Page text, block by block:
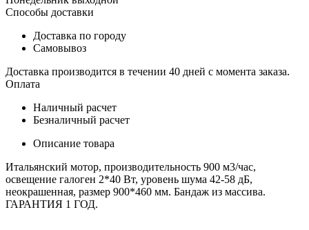
Способы доставки
Доставка по городу
Самовывоз
Доставка производится в течении 40 дней с момента заказа.
Оплата
Наличный расчет
Безналичный расчет
Описание товара
Итальянский мотор, производительность 900 м3/час,
освещение галоген 2*40 Вт, уровень шума 42-58 дБ,
неокрашенная, размер 900*460 мм. Бандаж из массива.
ГАРАНТИЯ 1 ГОД.